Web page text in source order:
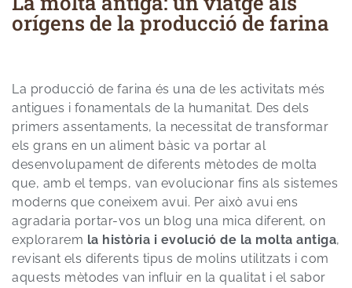
orígens de la producció de farina
La producció de farina és una de les activitats més
antigues i fonamentals de la humanitat. Des dels
primers assentaments, la necessitat de transformar
els grans en un aliment bàsic va portar al
desenvolupament de diferents mètodes de molta
que, amb el temps, van evolucionar fins als sistemes
moderns que coneixem avui. Per això avui ens
agradaria portar-vos un blog una mica diferent, on
explorarem la història i evolució de la molta antiga,
revisant els diferents tipus de molins utilitzats i com
aquests mètodes van influir en la qualitat i el sabor